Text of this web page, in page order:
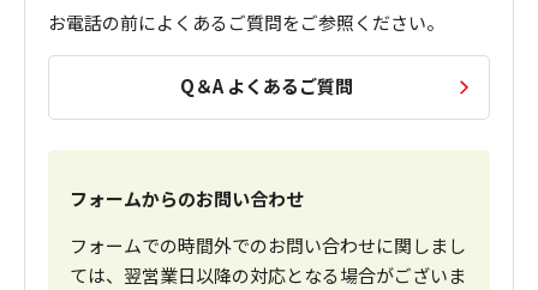
お電話の前によくあるご質問をご参照ください。
Q＆A よくあるご質問
フォームからのお問い合わせ
フォームでの時間外でのお問い合わせに関しまし
ては、翌営業日以降の対応となる場合がございま